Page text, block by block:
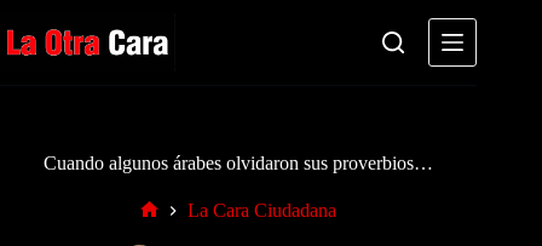
al
contenido
Cuando algunos árabes olvidaron sus proverbios…
La Cara Ciudadana